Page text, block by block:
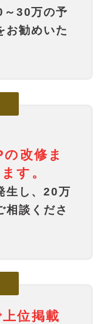
30万の予
お勧めいた
改修ま
す。
生し、20万
相談くださ
位掲載